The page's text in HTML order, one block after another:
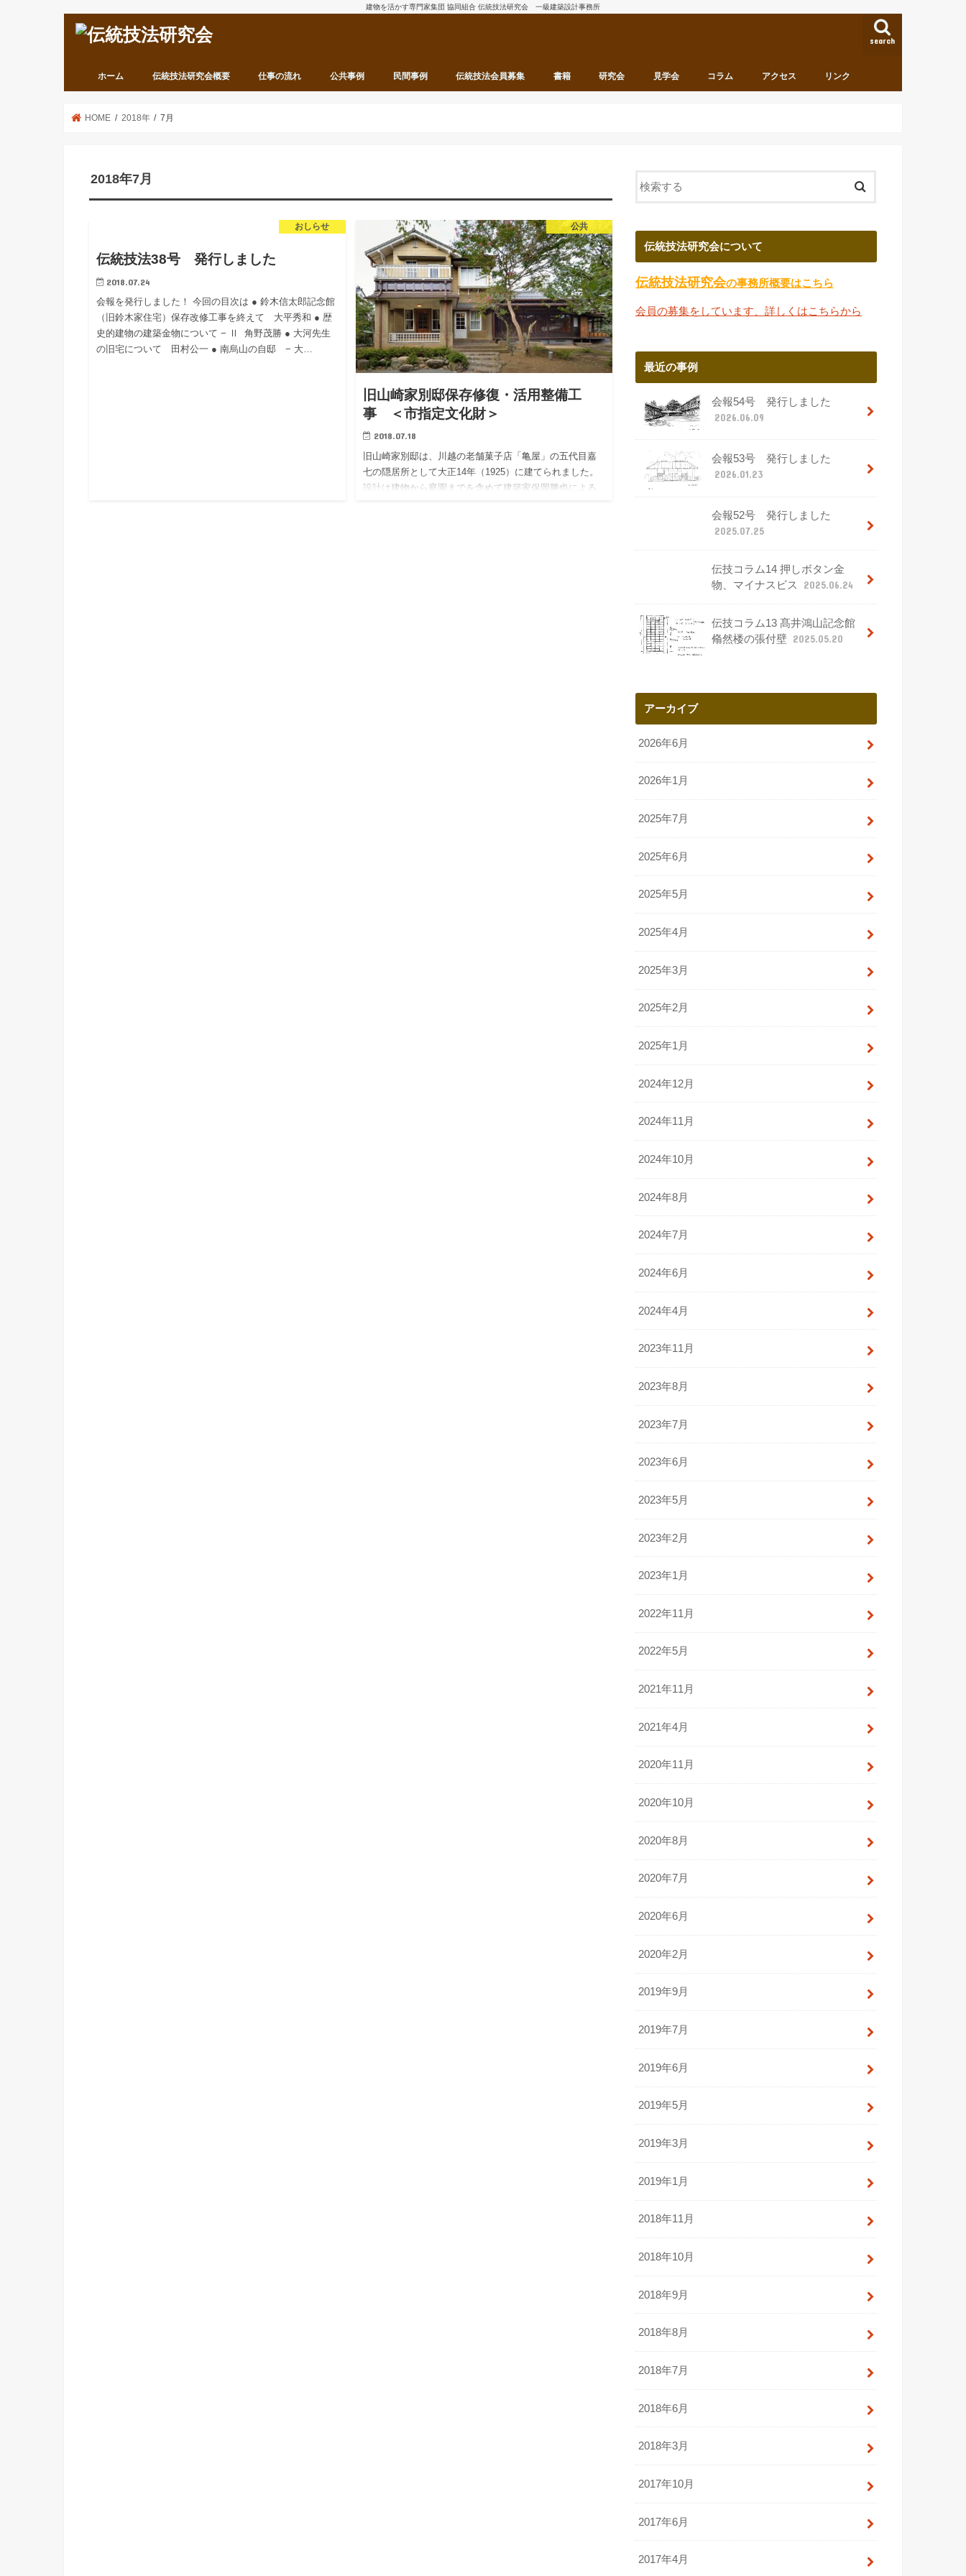
建物を活かす専門家集団 協同組合 伝統技法研究会 一級建築設計事務所
search
ホーム 伝統技法研究会概要 仕事の流れ 公共事例 民間事例 伝統技法会員募集 書籍 研究会 見学会 コラム アクセス リンク
HOME 2018年 7月
2018年7月
おしらせ
伝統技法38号 発行しました
2018.07.24
会報を発行しました！ 今回の目次は ● 鈴木信太郎記念館
（旧鈴木家住宅）保存改修工事を終えて 大平秀和 ● 歴
史的建物の建築金物について − Ⅱ 角野茂勝 ● 大河先生
の旧宅について 田村公一 ● 南烏山の自邸 − 大…
公共
旧山崎家別邸保存修復・活用整備工
事 ＜市指定文化財＞
2018.07.18
旧山崎家別邸は、川越の老舗菓子店「亀屋」の五代目嘉
七の隠居所として大正14年（1925）に建てられました。
設計は建物から庭園までを含めて建築家保岡勝也による
伝統技法研究会について
伝統技法研究会の事務所概要はこちら
会員の募集をしています、詳しくはこちらから
最近の事例
会報54号 発行しました
2026.06.09
会報53号 発行しました
2026.01.23
会報52号 発行しました
2025.07.25
伝技コラム14 押しボタン金
物、マイナスビス
2025.06.24
伝技コラム13 髙井鴻山記念館
翛然楼の張付壁 2025.05.20
アーカイブ
2026年6月
2026年1月
2025年7月
2025年6月
2025年5月
2025年4月
2025年3月
2025年2月
2025年1月
2024年12月
2024年11月
2024年10月
2024年8月
2024年7月
2024年6月
2024年4月
2023年11月
2023年8月
2023年7月
2023年6月
2023年5月
2023年2月
2023年1月
2022年11月
2022年5月
2021年11月
2021年4月
2020年11月
2020年10月
2020年8月
2020年7月
2020年6月
2020年2月
2019年9月
2019年7月
2019年6月
2019年5月
2019年3月
2019年1月
2018年11月
2018年10月
2018年9月
2018年8月
2018年7月
2018年6月
2018年3月
2017年10月
2017年6月
2017年4月